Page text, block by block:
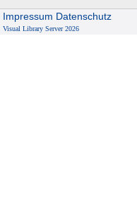
Impressum Datenschutz
Visual Library Server 2026